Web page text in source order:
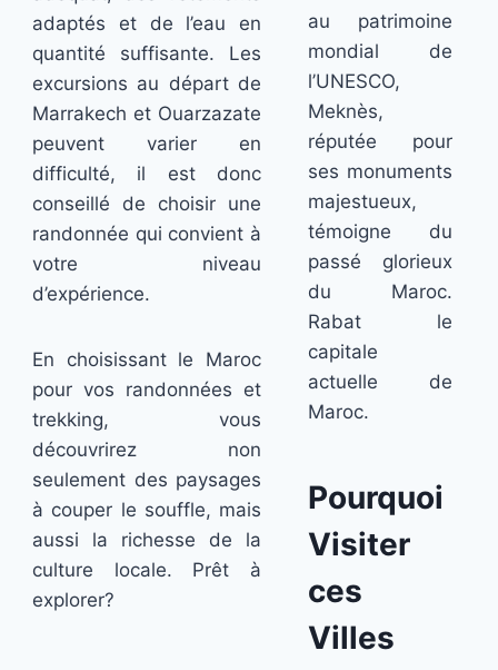
adaptés et de l’eau en
quantité suffisante. Les
excursions au départ de
Marrakech et Ouarzazate
peuvent varier en
difficulté, il est donc
conseillé de choisir une
randonnée qui convient à
votre niveau
d’expérience.
En choisissant le Maroc
pour vos randonnées et
trekking, vous
découvrirez non
seulement des paysages
à couper le souffle, mais
aussi la richesse de la
culture locale. Prêt à
explorer?
au patrimoine
mondial de
l’UNESCO,
Meknès,
réputée pour
ses monuments
majestueux,
témoigne du
passé glorieux
du Maroc.
Rabat le
capitale
actuelle de
Maroc.
Pourquoi
Visiter
ces
Villes